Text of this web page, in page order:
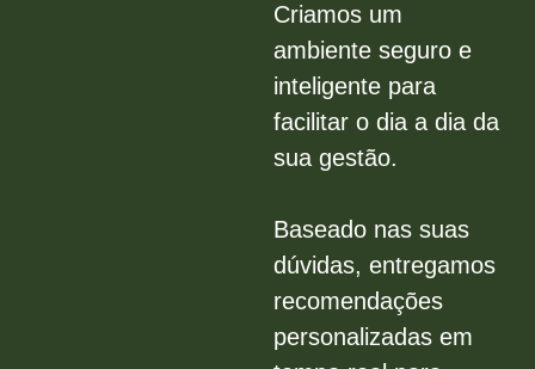
Criamos um
ambiente seguro e
inteligente para
facilitar o dia a dia da
sua gestão.
Baseado nas suas
dúvidas, entregamos
recomendações
personalizadas em